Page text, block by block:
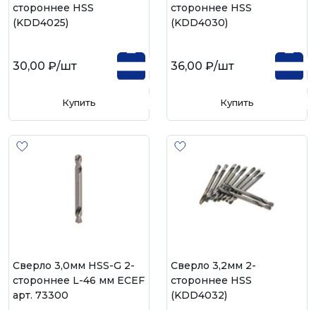
стороннее HSS
(KDD4025)
30,00 ₽/шт
Купить
стороннее HSS
(KDD4030)
36,00 ₽/шт
Купить
Сверло 3,0мм HSS-G 2-
стороннее L-46 мм ECEF
арт. 73300
Сверло 3,2мм 2-
стороннее HSS
(KDD4032)